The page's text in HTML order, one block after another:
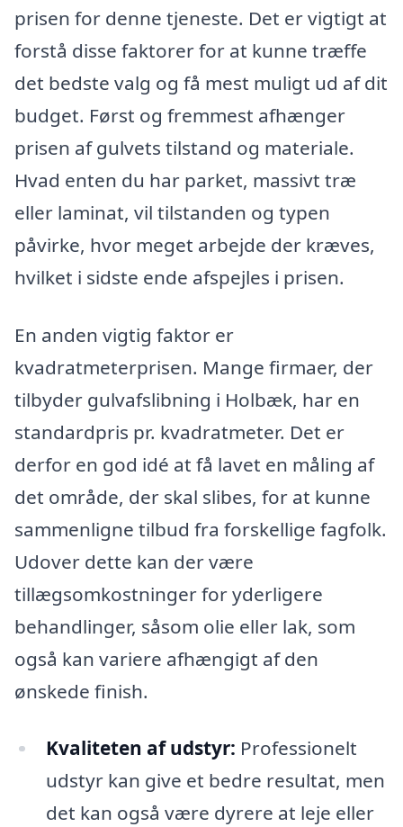
prisen for denne tjeneste. Det er vigtigt at
forstå disse faktorer for at kunne træffe
det bedste valg og få mest muligt ud af dit
budget. Først og fremmest afhænger
prisen af gulvets tilstand og materiale.
Hvad enten du har parket, massivt træ
eller laminat, vil tilstanden og typen
påvirke, hvor meget arbejde der kræves,
hvilket i sidste ende afspejles i prisen.
En anden vigtig faktor er
kvadratmeterprisen. Mange firmaer, der
tilbyder gulvafslibning i Holbæk, har en
standardpris pr. kvadratmeter. Det er
derfor en god idé at få lavet en måling af
det område, der skal slibes, for at kunne
sammenligne tilbud fra forskellige fagfolk.
Udover dette kan der være
tillægsomkostninger for yderligere
behandlinger, såsom olie eller lak, som
også kan variere afhængigt af den
ønskede finish.
Kvaliteten af udstyr: Professionelt
udstyr kan give et bedre resultat, men
det kan også være dyrere at leje eller